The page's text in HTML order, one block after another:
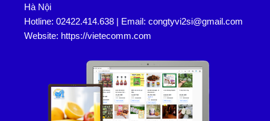
Hà Nội
Hotline: 02422.414.638 | Email: congtyvi2si@gmail.com
Website: https://vietecomm.com